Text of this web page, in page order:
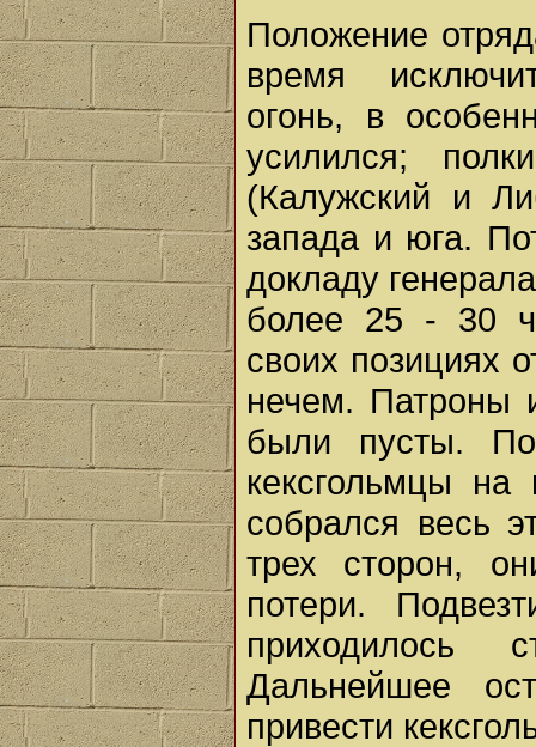
Положение
время
огонь, в
усилился;
(Калужский и
запада и юга.
докладу
более 25 - 30
своих позициях
нечем. Патроны
были пусты.
кексгольмцы на
собрался весь
трех сторон,
потери.
приходилось
Дальнейшее
привести